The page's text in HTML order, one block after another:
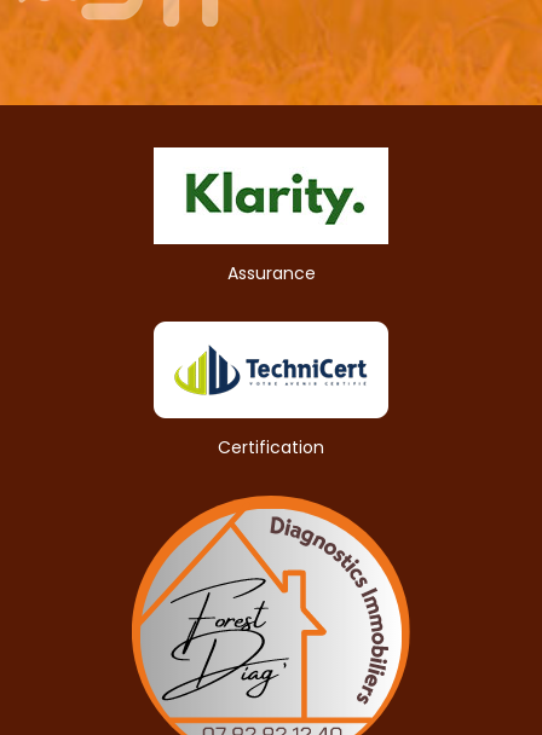
Assurance
Certification